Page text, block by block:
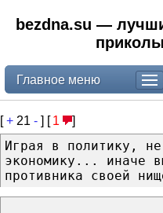
bezdna.su —
Главное меню
[+ 21 - ] [ 1 ]
Играя в политику,
экономику... иначе
противника своей